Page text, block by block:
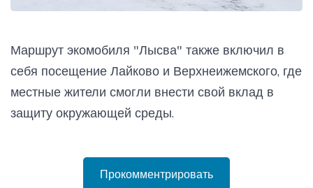
Маршрут экомобиля "Лысва" также включил в
себя посещение Лайково и Верхнеижемского, где
местные жители смогли внести свой вклад в
защиту окружающей среды.
Прокомментрировать